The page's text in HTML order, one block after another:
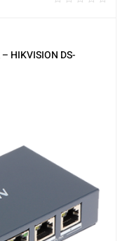
HIKVISION DS-